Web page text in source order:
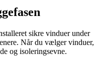
sikre vinduer under
Når du vælger vinduer,
og isoleringsevne.